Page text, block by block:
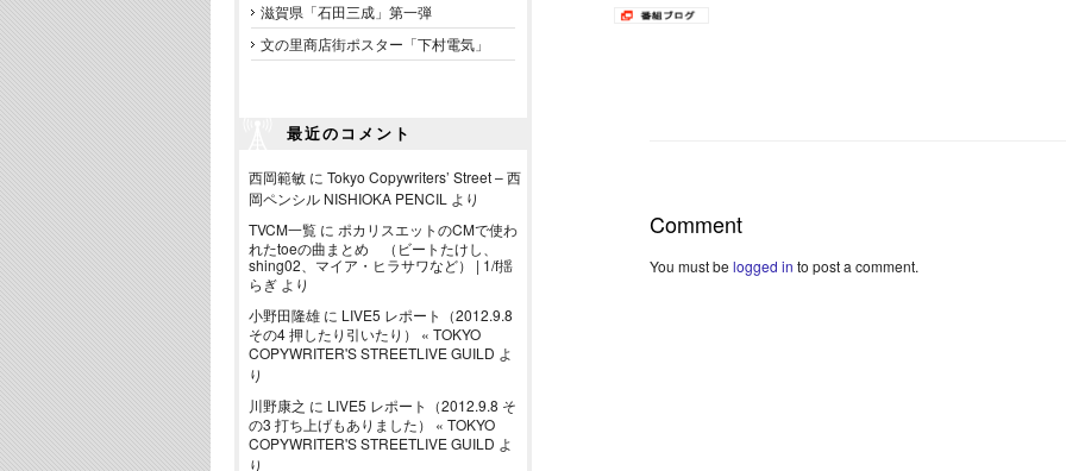
滋賀県「石田三成」第一弾
文の里商店街ポスター「下村電気」
最近のコメント
西岡範敏 に Tokyo Copywriters’ Street – 西
岡ペンシル NISHIOKA PENCIL より
TVCM一覧 に ポカリスエットのCMで使わ
れたtoeの曲まとめ （ビートたけし、
shing02、マイア・ヒラサワなど） | 1/f揺
らぎ より
小野田隆雄 に LIVE5 レポート（2012.9.8
その4 押したり引いたり） « TOKYO
COPYWRITER'S STREETLIVE GUILD よ
り
川野康之 に LIVE5 レポート（2012.9.8 そ
の3 打ち上げもありました） « TOKYO
COPYWRITER'S STREETLIVE GUILD よ
り
Comment
You must be logged in to post a comment.